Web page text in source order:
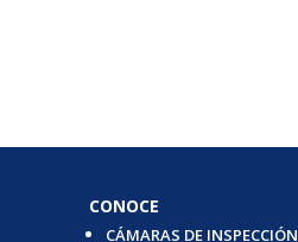
CONOCE
CÁMARAS DE INSPECCIÓN